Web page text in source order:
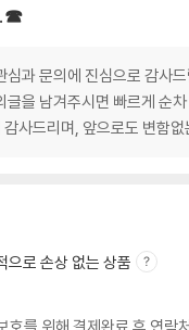
.☎
과 문의에 진심으로 감사
을 남겨주시면 빠르게 순
사드리며, 앞으로도 변함
으로 손상 없는 상품